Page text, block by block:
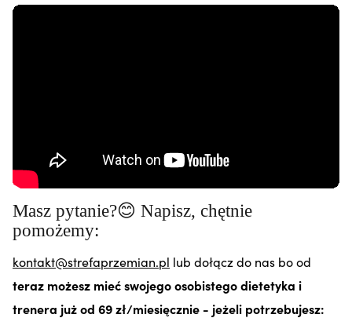
Masz pytanie?😊 Napisz, chętnie
pomożemy:
kontakt@strefaprzemian.pl lub dołącz do nas bo od
teraz możesz mieć swojego osobistego dietetyka i
trenera już od 69 zł/miesięcznie - jeżeli potrzebujesz: